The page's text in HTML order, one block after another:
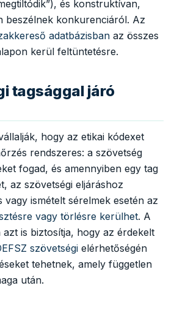
és konstruktívan,
beszélnek konkurenciáról. Az
adatbázisban az összes
kerül feltüntetésre.
tagsággal járó
hogy az etikai kódexet
rendszeres: a szövetség
fogad, és amennyiben egy tag
az szövetségi eljáráshoz
vagy ismételt sérelmek esetén az
vagy törlésre kerülhet. A
azt is biztosítja, hogy az érdekelt
szövetségi elérhetőségén
tehetnek, amely független
után.